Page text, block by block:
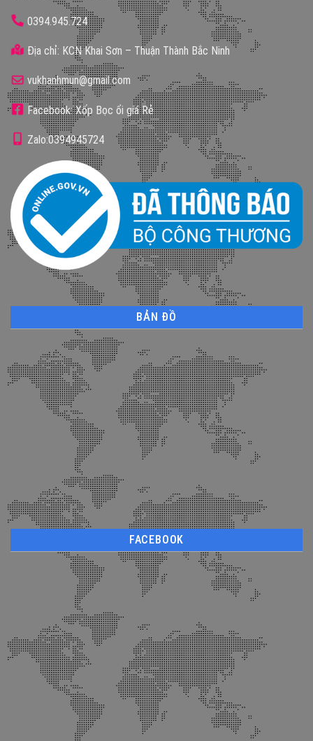
0394.945.724
Địa chỉ: KCN Khai Sơn – Thuận Thành Bắc Ninh
vukhanhmun@gmail.com
Facebook: Xốp Bọc ổi giá Rẻ
Zalo:0394945724
BẢN ĐỒ
FACEBOOK